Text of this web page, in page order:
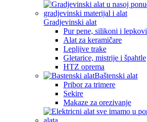
Gradjevinski alat
Pur pene, silikoni i lepkovi
Alat za keramičare
Lepljive trake
Gletarice, mistrije i špahtle
HTZ oprema
Baštenski alat
Pribor za trimere
Sekire
Makaze za orezivanje